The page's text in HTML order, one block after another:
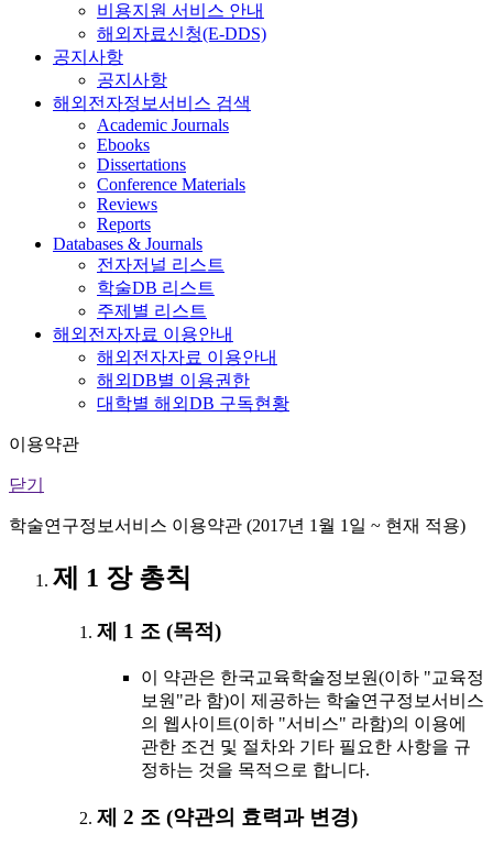
비용지원 서비스 안내
해외자료신청(E-DDS)
공지사항
공지사항
해외전자정보서비스 검색
Academic Journals
Ebooks
Dissertations
Conference Materials
Reviews
Reports
Databases & Journals
전자저널 리스트
학술DB 리스트
주제별 리스트
해외전자자료 이용안내
해외전자자료 이용안내
해외DB별 이용권한
대학별 해외DB 구독현황
이용약관
닫기
학술연구정보서비스 이용약관 (2017년 1월 1일 ~ 현재 적용)
제 1 장 총칙
제 1 조 (목적)
이 약관은 한국교육학술정보원(이하 "교육정
보원"라 함)이 제공하는 학술연구정보서비스
의 웹사이트(이하 "서비스" 라함)의 이용에
관한 조건 및 절차와 기타 필요한 사항을 규
정하는 것을 목적으로 합니다.
제 2 조 (약관의 효력과 변경)